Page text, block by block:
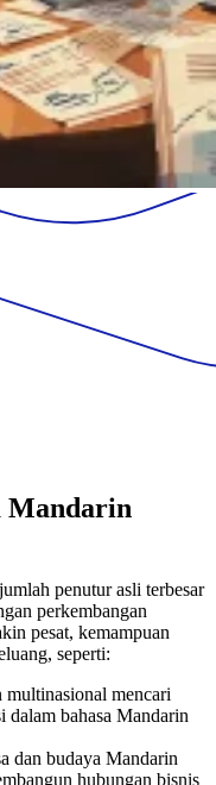
Mandarin
penutur asli terbesar
perkembangan
pesat, kemampuan
seperti:
multinasional mencari
dalam bahasa Mandarin
dan budaya Mandarin
hubungan bisnis